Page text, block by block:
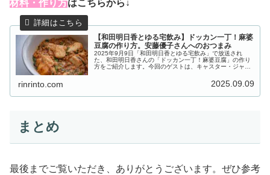
材料・作り方はこちらから↓
【和田明日香とゆる宅飲み】ドッカン一丁！麻婆
豆腐の作り方。安藤優子さんへのおつまみ
2025年9月9日「和田明日香とゆる宅飲み」で放送され
た、和田明日香さんの「ドッカン一丁！麻婆豆腐」の作り
方をご紹介します。今回のゲストは、キャスター・ジャー
rinrinto.com 2025.09.09
まとめ
最後までご覧いただき、ありがとうございます。ぜひ参考